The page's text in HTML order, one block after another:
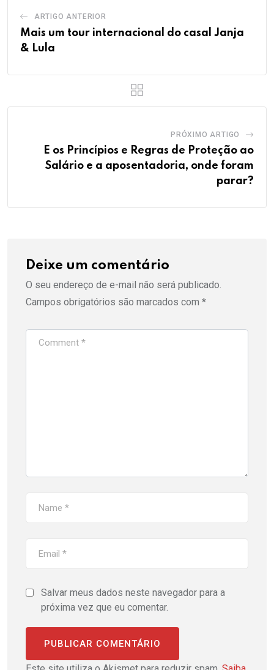
ARTIGO ANTERIOR
Mais um tour internacional do casal Janja
& Lula
PRÓXIMO ARTIGO
E os Princípios e Regras de Proteção ao
Salário e a aposentadoria, onde foram
parar?
Deixe um comentário
O seu endereço de e-mail não será publicado.
Campos obrigatórios são marcados com *
Salvar meus dados neste navegador para a
próxima vez que eu comentar.